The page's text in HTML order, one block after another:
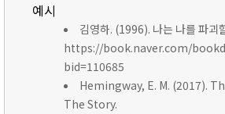
예시
김영하. (1996). 나는 나를 파괴
https://book.naver.com/
bid=110685
Hemingway, E. M. (2017).
The Story.